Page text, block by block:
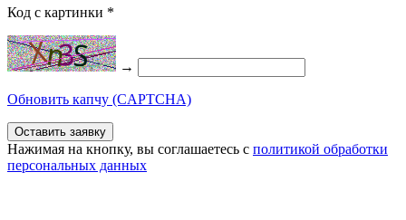
Код с картинки *
→
Обновить капчу (CAPTCHA)
Нажимая на кнопку, вы соглашаетесь c политикой обработки
персональных данных